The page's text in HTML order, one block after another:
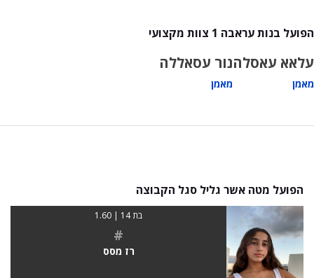
הפועל בנות עראבה 1 צוות מקצועי
עלאא עאסלה
מאמן
נור עסאללה
מאמן
הפועל מטה אשר גליל סגל הקבוצה
בת 14 | 1.60
#
רז מסס